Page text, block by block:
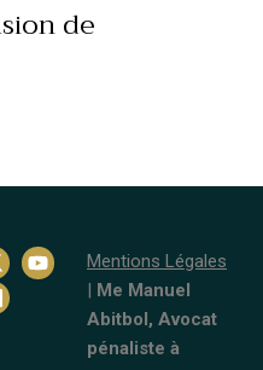
de
Mentions Légales
| Me Manuel
Abitbol, Avocat
pénaliste à